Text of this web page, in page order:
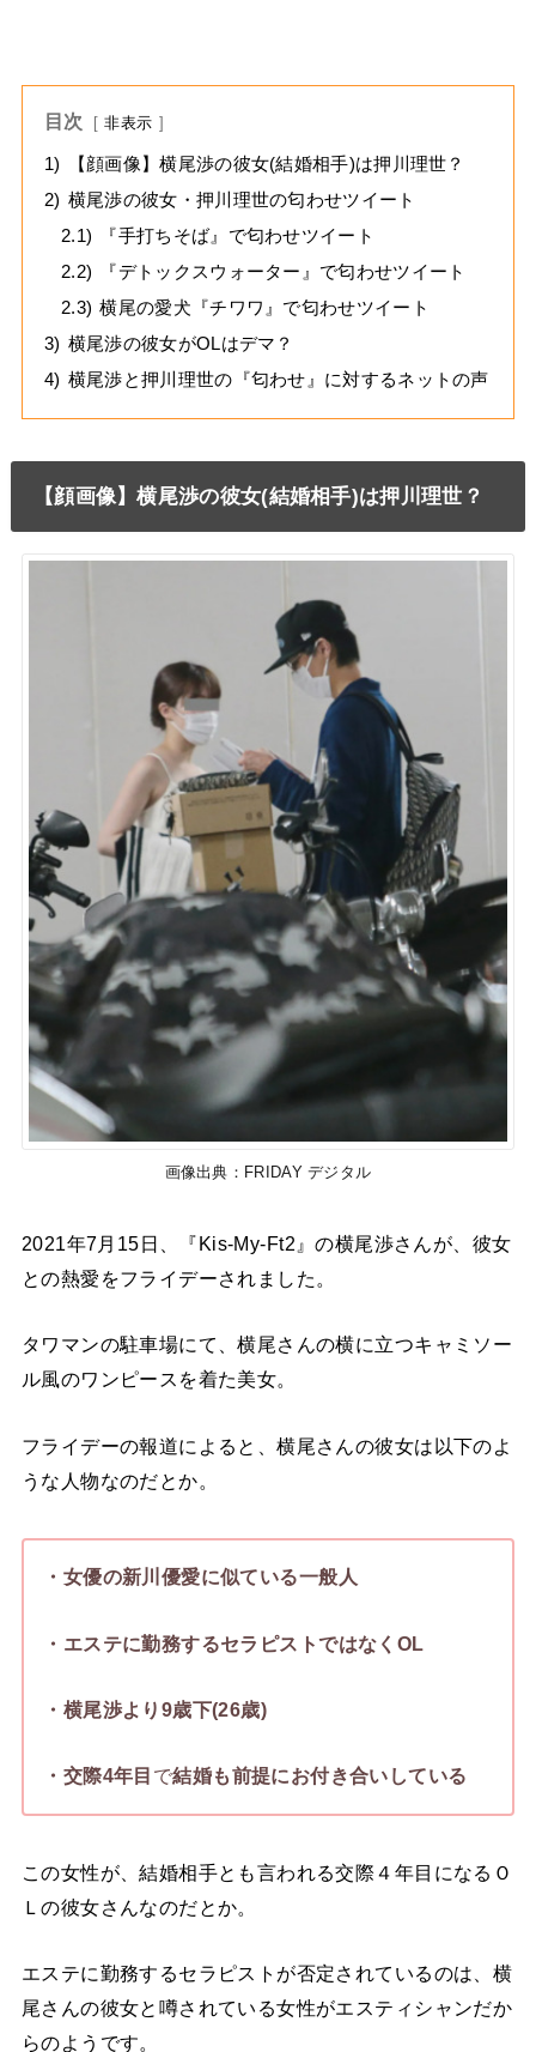
目次 非表示
1)
【顔画像】横尾渉の彼女(結婚相手)は押川理世？
2) 横尾渉の彼女・押川理世の匂わせツイート
2.1)
『手打ちそば』で匂わせツイート
2.2)
『デトックスウォーター』で匂わせツイート
2.3) 横尾の愛犬『チワワ』で匂わせツイート
3) 横尾渉の彼女がOLはデマ？
4) 横尾渉と押川理世の『匂わせ』に対するネットの声
【顔画像】横尾渉の彼女(結婚相手)は押川理世？
画像出典：FRIDAY デジタル
2021年7月15日、『Kis-My-Ft2』の横尾渉さんが、彼女
との熱愛をフライデーされました。
タワマンの駐車場にて、横尾さんの横に立つキャミソー
ル風のワンピースを着た美女。
フライデーの報道によると、横尾さんの彼女は以下のよ
うな人物なのだとか。
・女優の新川優愛に似ている一般人
・エステに勤務するセラピストではなくOL
・横尾渉より9歳下(26歳)
・ 交際4年目 で結婚も前提にお付き合いしている
この女性が、結婚相手とも言われる交際４年目になるＯ
Ｌの彼女さんなのだとか。
エステに勤務するセラピストが否定されているのは、横
尾さんの彼女と噂されている女性がエスティシャンだか
らのようです。